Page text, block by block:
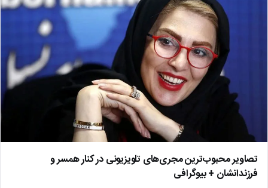
تصاویر محبوب‌ترین مجری‌های تلویزیونی در کنار همسر و
فرزندانشان + بیوگرافی